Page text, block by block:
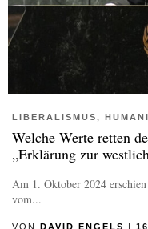
LIBERALISMUS,
Welche Werte retten
„Erklärung zur
Am 1. Oktober 2024
vom...
VON DAVID ENGELS |